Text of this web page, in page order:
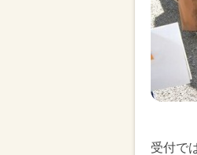
受付で